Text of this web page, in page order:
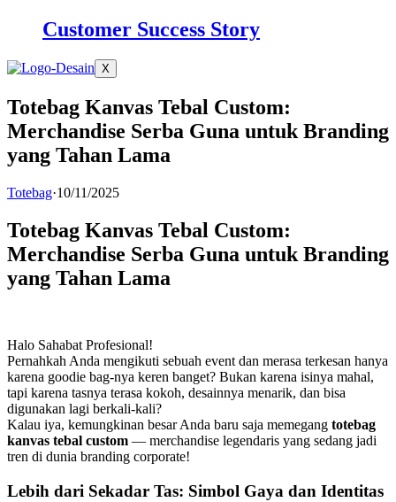
Customer Success Story
X
Totebag Kanvas Tebal Custom:
Merchandise Serba Guna untuk Branding
yang Tahan Lama
Totebag·10/11/2025
Totebag Kanvas Tebal Custom:
Merchandise Serba Guna untuk Branding
yang Tahan Lama
Halo Sahabat Profesional!
Pernahkah Anda mengikuti sebuah event dan merasa terkesan hanya
karena goodie bag-nya keren banget? Bukan karena isinya mahal,
tapi karena tasnya terasa kokoh, desainnya menarik, dan bisa
digunakan lagi berkali-kali?
Kalau iya, kemungkinan besar Anda baru saja memegang totebag
kanvas tebal custom — merchandise legendaris yang sedang jadi
tren di dunia branding corporate!
Lebih dari Sekadar Tas: Simbol Gaya dan Identitas